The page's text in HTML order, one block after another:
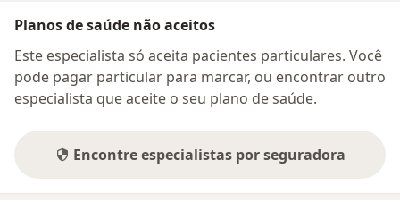
Planos de saúde não aceitos
Este especialista só aceita pacientes particulares. Você
pode pagar particular para marcar, ou encontrar outro
especialista que aceite o seu plano de saúde.
Encontre especialistas por seguradora